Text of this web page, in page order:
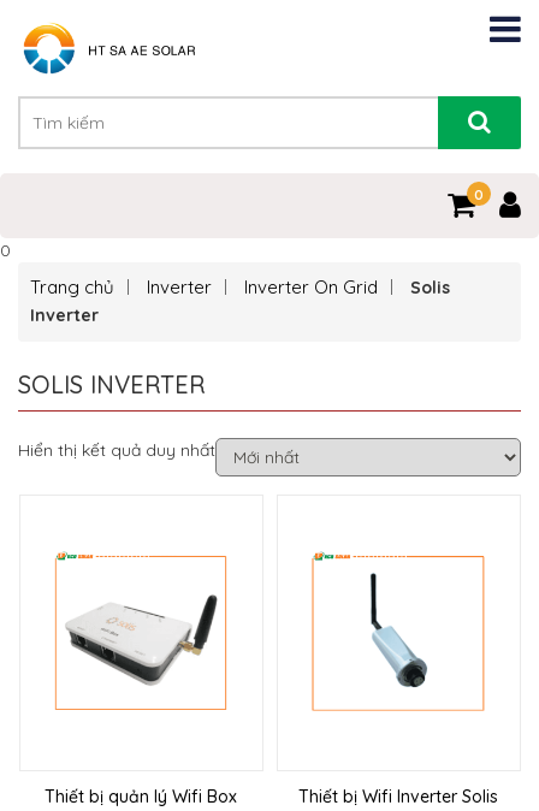
0
0
Trang chủ Inverter Inverter On Grid
Solis
Inverter
SOLIS INVERTER
Hiển thị kết quả duy nhất
Thiết bị quản lý Wifi Box
Thiết bị Wifi Inverter Solis